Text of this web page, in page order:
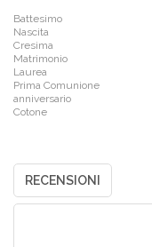
Battesimo
Nascita
Cresima
Matrimonio
Laurea
Prima Comunione
anniversario
Cotone
RECENSIONI